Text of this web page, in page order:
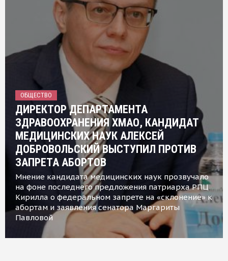
ОБЩЕСТВО
ДИРЕКТОР ДЕПАРТАМЕНТА
ЗДРАВООХРАНЕНИЯ ХМАО, КАНДИДАТ
МЕДИЦИНСКИХ НАУК АЛЕКСЕЙ
ДОБРОВОЛЬСКИЙ ВЫСТУПИЛ ПРОТИВ
ЗАПРЕТА АБОРТОВ
Мнение кандидата медицинских наук прозвучало
на фоне последнего предложения патриарха РПЦ
Кирилла о федеральном запрете на «склонение» к
абортам и заявления сенатора Маргариты
Павловой